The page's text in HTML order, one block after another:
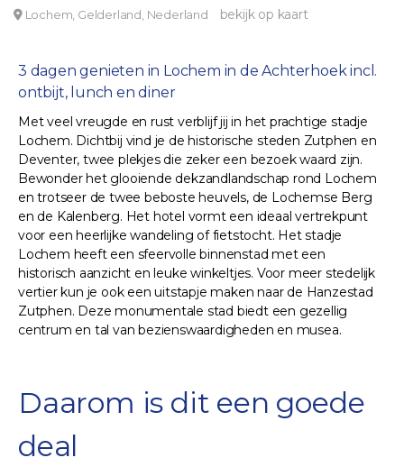
Lochem, Gelderland, Nederland bekijk op kaart
3 dagen genieten in Lochem in de Achterhoek incl.
ontbijt, lunch en diner
Met veel vreugde en rust verblijf jij in het prachtige stadje
Lochem. Dichtbij vind je de historische steden Zutphen en
Deventer, twee plekjes die zeker een bezoek waard zijn.
Bewonder het glooiende dekzandlandschap rond Lochem
en trotseer de twee beboste heuvels, de Lochemse Berg
en de Kalenberg. Het hotel vormt een ideaal vertrekpunt
voor een heerlijke wandeling of fietstocht. Het stadje
Lochem heeft een sfeervolle binnenstad met een
historisch aanzicht en leuke winkeltjes. Voor meer stedelijk
vertier kun je ook een uitstapje maken naar de Hanzestad
Zutphen. Deze monumentale stad biedt een gezellig
centrum en tal van bezienswaardigheden en musea.
Daarom is dit een goede
deal